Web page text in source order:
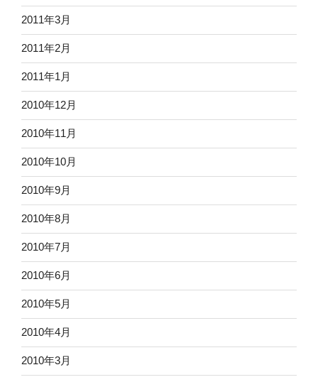
2011年3月
2011年2月
2011年1月
2010年12月
2010年11月
2010年10月
2010年9月
2010年8月
2010年7月
2010年6月
2010年5月
2010年4月
2010年3月